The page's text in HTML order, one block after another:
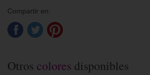
Compartir en:
Otros colores disponibles